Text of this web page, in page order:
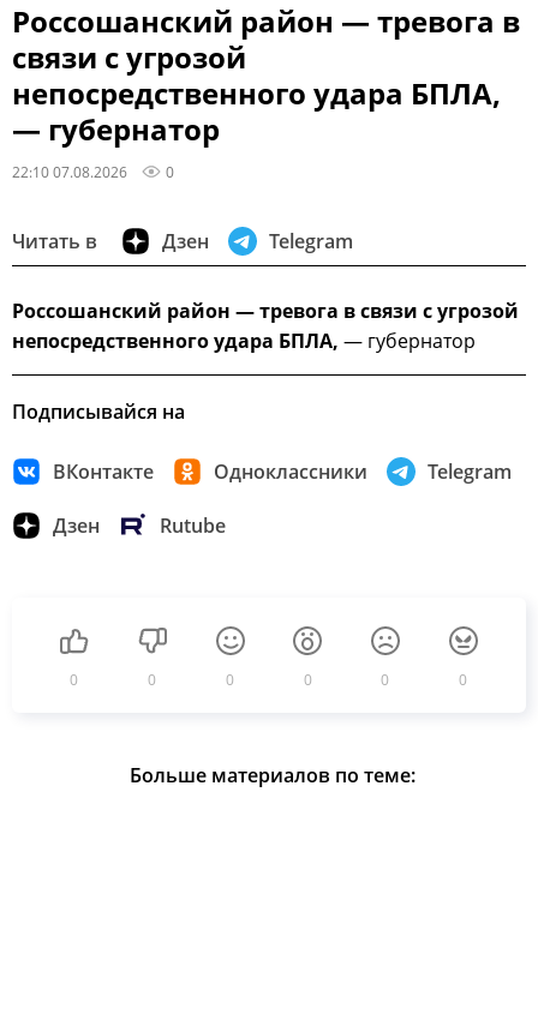
Россошанский район — тревога в
связи с угрозой
непосредственного удара БПЛА,
— губернатор
22:10 07.08.2026 0
Читать в Дзен Telegram
Россошанский район — тревога в связи с угрозой
непосредственного удара БПЛА, — губернатор
Подписывайся на
ВКонтакте Одноклассники Telegram
Дзен Rutube
0 0 0 0 0 0
Больше материалов по теме: